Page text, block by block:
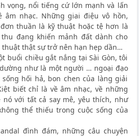
vọng, nổi tiếng cứ lớn mạnh và lấn
âm nhạc. Những giai điệu vô hồn,
thuần là kỹ thuật hoặc tệ hơn là
đang khiến mảnh đất dành cho
thật sự trở nên hạn hẹp dần…
buổi chiều gắt nắng tại Sài Gòn, tôi
như là một người … ngoại đạo
hối hả, bon chen của làng giải
biết chỉ là về âm nhạc, về những
với tất cả say mê, yêu thích, như
thể thiếu trong cuộc sống của
đình đám, những câu chuyện